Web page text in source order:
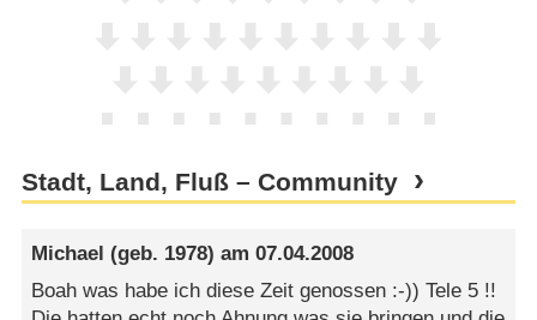
Stadt, Land, Fluß – Community
Michael (geb. 1978) am07.04.2008
Boah was habe ich diese Zeit genossen :-)) Tele 5 !!